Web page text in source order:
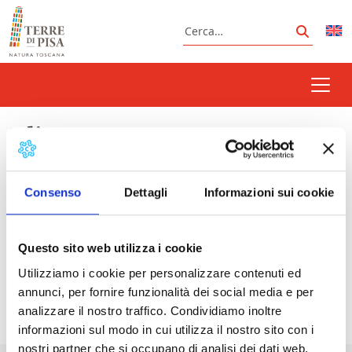
Consenso Dettagli Informazioni sui cookie
Questo sito web utilizza i cookie
Utilizziamo i cookie per personalizzare contenuti ed
annunci, per fornire funzionalità dei social media e per
analizzare il nostro traffico. Condividiamo inoltre
informazioni sul modo in cui utilizza il nostro sito con i
nostri partner che si occupano di analisi dei dati web,
Vai al contenuto
Cerca
Cerca
Uliveto Terme
Sagra del pesce e dello sport | Uliveto Terme
07/08/2026 - 23/08/2026 - 19:00 - 23:00